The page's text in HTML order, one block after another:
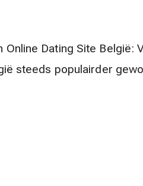
Dating Site België:
steeds populairder